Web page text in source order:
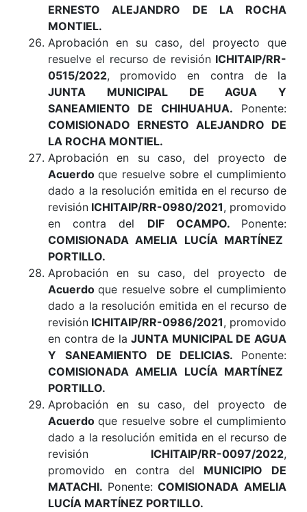
ERNESTO ALEJANDRO DE LA ROCHA
MONTIEL.
Aprobación en su caso, del proyecto que
resuelve el recurso de revisión ICHITAIP/RR-
0515/2022, promovido en contra de la
JUNTA MUNICIPAL DE AGUA Y
SANEAMIENTO DE CHIHUAHUA. Ponente:
COMISIONADO ERNESTO ALEJANDRO DE
LA ROCHA MONTIEL.
Aprobación en su caso, del proyecto de
Acuerdoque resuelve sobre el cumplimiento
dado a la resolución emitida en el recurso de
revisión ICHITAIP/RR-0980/2021, promovido
en contra del DIF OCAMPO. Ponente:
COMISIONADA AMELIA LUCÍA MARTÍNEZ
PORTILLO.
Aprobación en su caso, del proyecto de
Acuerdoque resuelve sobre el cumplimiento
dado a la resolución emitida en el recurso de
revisión ICHITAIP/RR-0986/2021, promovido
en contra de laJUNTA MUNICIPAL DE AGUA
Y SANEAMIENTO DE DELICIAS. Ponente:
COMISIONADA AMELIA LUCÍA MARTÍNEZ
PORTILLO.
Aprobación en su caso, del proyecto de
Acuerdoque resuelve sobre el cumplimiento
dado a la resolución emitida en el recurso de
revisión ICHITAIP/RR-0097/2022,
promovido en contra del MUNICIPIO DE
MATACHI. Ponente:COMISIONADA AMELIA
LUCÍA MARTÍNEZ PORTILLO.